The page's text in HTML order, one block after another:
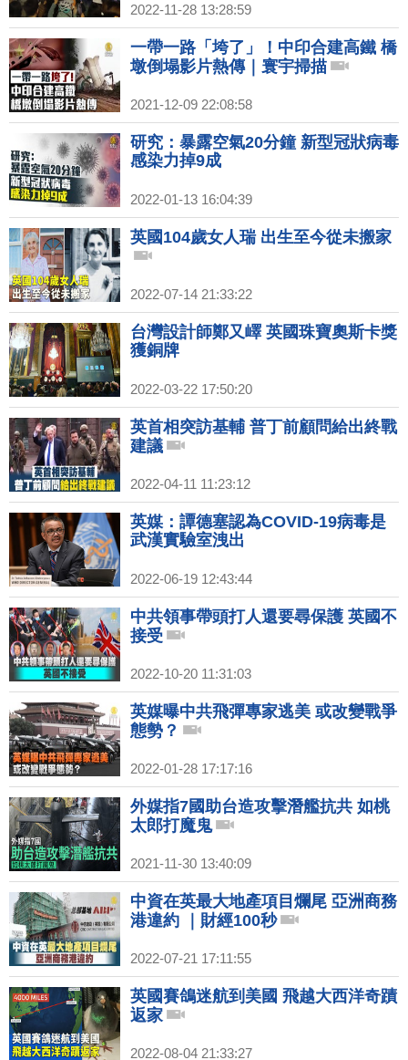
2022-11-28 13:28:59
一帶一路「垮了」！中印合建高鐵 橋
墩倒塌影片熱傳｜寰宇掃描
2021-12-09 22:08:58
研究：暴露空氣20分鐘 新型冠狀病毒
感染力掉9成
2022-01-13 16:04:39
英國104歲女人瑞 出生至今從未搬家
2022-07-14 21:33:22
台灣設計師鄭又嶧 英國珠寶奧斯卡獎
獲銅牌
2022-03-22 17:50:20
英首相突訪基輔 普丁前顧問給出終戰
建議
2022-04-11 11:23:12
英媒：譚德塞認為COVID-19病毒是
武漢實驗室洩出
2022-06-19 12:43:44
中共領事帶頭打人還要尋保護 英國不
接受
2022-10-20 11:31:03
英媒曝中共飛彈專家逃美 或改變戰爭
態勢？
2022-01-28 17:17:16
外媒指7國助台造攻擊潛艦抗共 如桃
太郎打魔鬼
2021-11-30 13:40:09
中資在英最大地產項目爛尾 亞洲商務
港違約 ｜財經100秒
2022-07-21 17:11:55
英國賽鴿迷航到美國 飛越大西洋奇蹟
返家
2022-08-04 21:33:27